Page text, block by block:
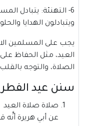
6- التهنئة: يتبادل
ويتبادلون الهدايا
يجب على المسلمين
العيد، مثل الحفاظ
الصلاة، والتوجه
سنن عيد الفطر
صلاة صلاة العيد
عن أبي هريرة أنَّه